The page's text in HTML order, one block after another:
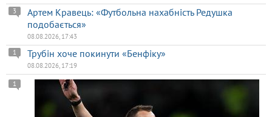
Артем Кравець: «Футбольна нахабність Редушка
подобається»
3
08.08.2026, 17:43
Трубін хоче покинути «Бенфіку»
1
08.08.2026, 17:19
1